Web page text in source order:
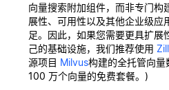
向量搜索附加组件，而非专门构
展性、可用性以及其他企业级应
足。因此，如果您需要更具扩展
己的基础设施，我们推荐使用
源项目 Milvus构建的全托管向量
100 万个向量的免费套餐。)